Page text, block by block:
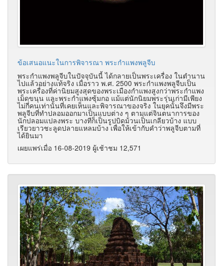
ข้อเสนอแนะในการพิจารณา พระกำแพงพลูจีบ
พระกำแพงพลูจีบในปัจจุบันนี้ ได้กลายเป็นพระเครื่อง ในตำนาน
ไปแล้วอย่างแท้จริง เมื่อราว พ.ศ. 2500 พระกำแพงพลูจีบเป็น
พระเครื่องที่ค่านิยมสูงสุดของพระเมืองกำแพงสูงกว่าพระกำแพง
เม็ดขนุน และพระกำแพงซุ้มกอ แม้แต่นักนิยมพระรุ่นเก่ามีเพียง
ไม่กี่คนเท่านั้นที่เคยเห็นและพิจารณาของจริง ในยุคนั้นจึงมีพระ
พลูจีบที่ทำปลอมออกมาเป็นแบบต่าง ๆ ตามแต่จินตนาการของ
นักปลอมแปลงพระ บางทีก็เป็นรูปบิดม้วนเป็นเกลียวบ้าง แบบ
เรียวยาวชะลูดปลายแหลมบ้าง เพื่อให้เข้ากับคำว่าพลูจีบตามที่
ได้ยินมา
เผยแพร่เมื่อ 16-08-2019 ผู้เช้าชม 12,571